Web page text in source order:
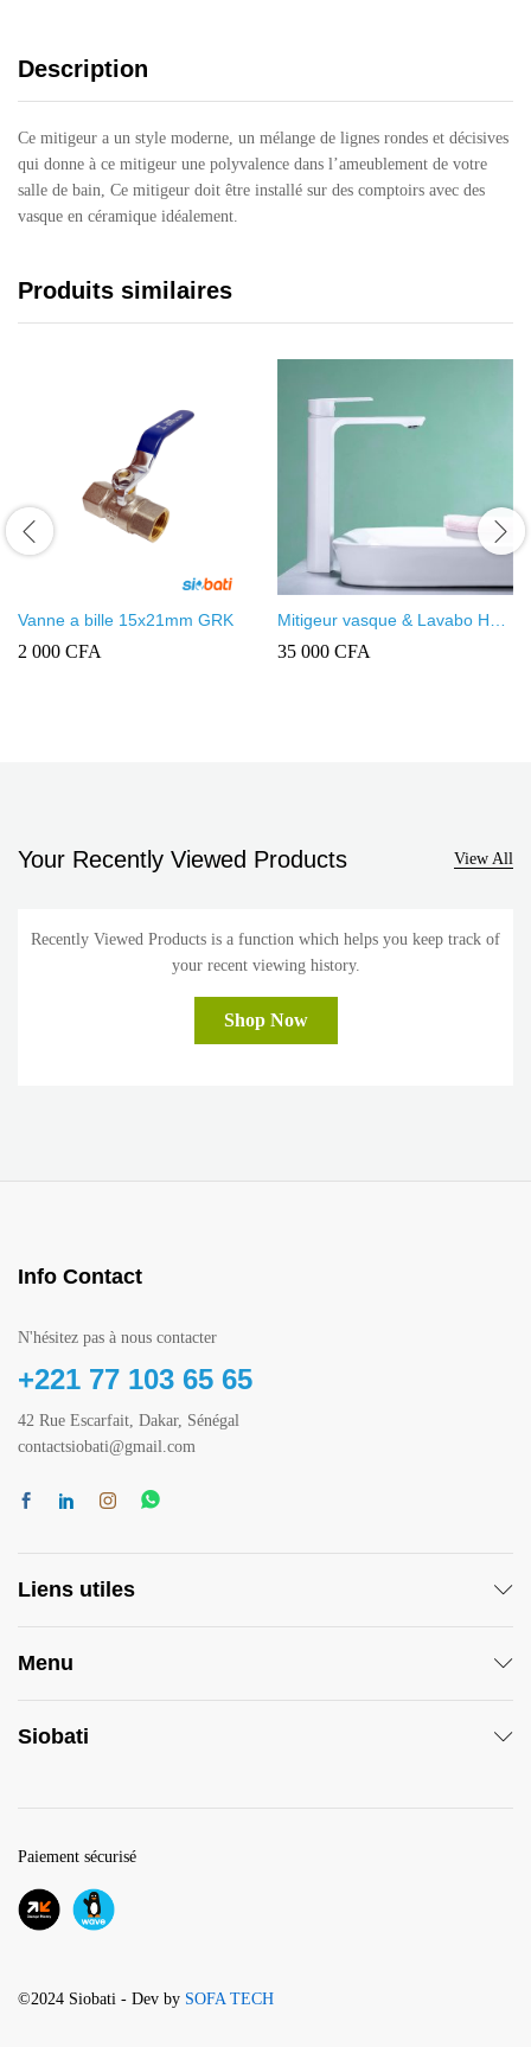
Description
Ce mitigeur a un style moderne, un mélange de lignes rondes et décisives
qui donne à ce mitigeur une polyvalence dans l’ameublement de votre
salle de bain, Ce mitigeur doit être installé sur des comptoirs avec des
vasque en céramique idéalement.
Produits similaires
Vanne a bille 15x21mm GRK
2 000 CFA
Mitigeur vasque & Lavabo Haut
Prolongé BLANC
35 000 CFA
Your Recently Viewed Products View All
Recently Viewed Products is a function which helps you keep track of
your recent viewing history.
Shop Now
Info Contact
N'hésitez pas à nous contacter
+221 77 103 65 65
42 Rue Escarfait, Dakar, Sénégal
contactsiobati@gmail.com
Liens utiles
Menu
Siobati
©2024 Siobati - Dev by SOFA TECH
Paiement sécurisé